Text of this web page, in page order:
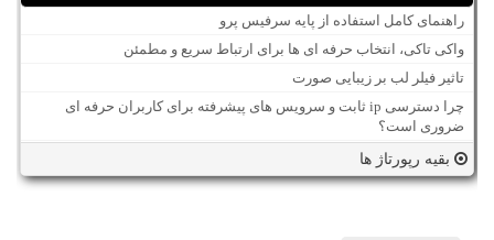
راهنمای کامل استفاده از پایه سرفیس پرو
واکی تاکی، انتخاب حرفه ای ها برای ارتباط سریع و مطمئن
تاثیر فیلر لب بر زیبایی صورت
چرا دسترسی ip ثابت و سرویس های پیشرفته برای کاربران حرفه ای
ضروری است؟
بقیه رپورتاژ ها